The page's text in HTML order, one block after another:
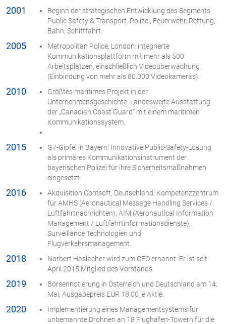
2001
Beginn der strategischen Entwicklung des Segments
Public Safety & Transport: Polizei, Feuerwehr, Rettung,
Bahn, Schifffahrt.
2005
Metropolitan Police, London: integrierte
Kommunikationsplattform mit mehr als 500
Arbeitsplätzen, einschließlich Videoüberwachung
(Einbindung von mehr als 80.000 Videokameras).
2010
Größtes maritimes Projekt in der
Unternehmensgeschichte: Landesweite Ausstattung
der „Canadian Coast Guard“ mit einem maritimen
Kommunikationssystem.
2015
G7-Gipfel in Bayern: Innovative Public-Safety-Lösung
als primäres Kommunikationsinstrument der
bayerischen Polizei für ihre Sicherheitsmaßnahmen
eingesetzt.​​​​​​​
2016
Akquisition Comsoft, Deutschland: Kompetenzzentrum
für AMHS (Aeronautical Message Handling Services /
Luftfahrtnachrichten), AIM (Aeronautical Information
Management / Luftfahrtinformationsdienste),
Surveillance Technologien und
Flugverkehrsmanagement.
2018
Norbert Haslacher wird zum CEO ernannt. Er ist seit
April 2015 Mitglied des Vorstands.
2019
Börsennotierung in Österreich und Deutschland am 14.
Mai, Ausgabepreis EUR 18,00 je Aktie.
2020
Implementierung eines Managementsystems für
unbemannte Drohnen an 18 Flughafen-Towern für die